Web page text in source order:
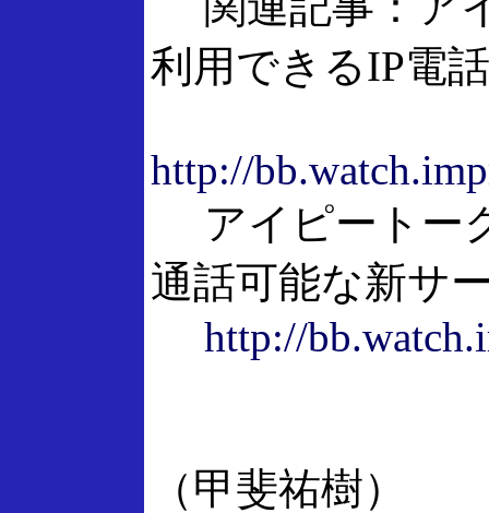
利用できるIP電
http://
アイピートー
通話可能な新サ
http://
（甲斐祐樹）